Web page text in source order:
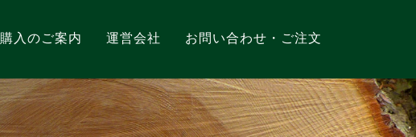
購入のご案内 運営会社 お問い合わせ・ご注文